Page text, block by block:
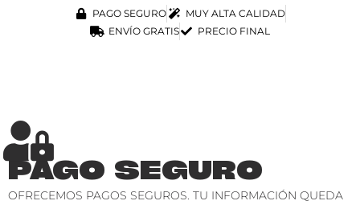
PAGO SEGURO
MUY ALTA CALIDAD
ENVÍO GRATIS
PRECIO FINAL
PAGO SEGURO
OFRECEMOS PAGOS SEGUROS. TU INFORMACIÓN QUEDA